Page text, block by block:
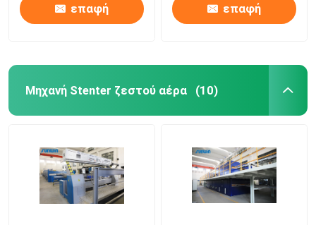
Περίπου εμείς
Γύρος εργοστασίων
επαφή επαφή
Μηχανή Stenter ζεστού αέρα (10)